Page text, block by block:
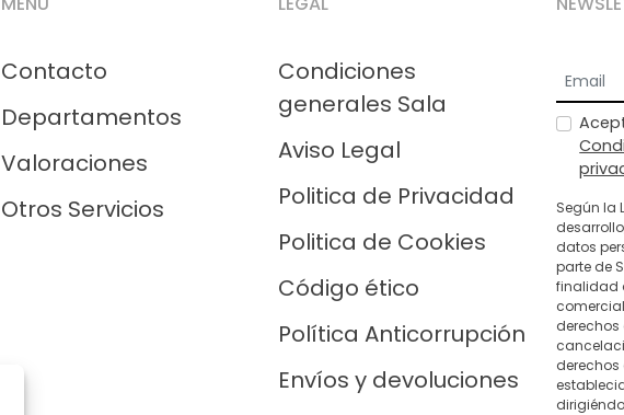
Contacto
Departamentos
Valoraciones
Otros Servicios
Condiciones
generales Sala
Aviso Legal
Politica de Privacidad
Politica de Cookies
Código ético
Política Anticorrupción
Envíos y devoluciones
Según la
datos
parte de
finalidad
derechos